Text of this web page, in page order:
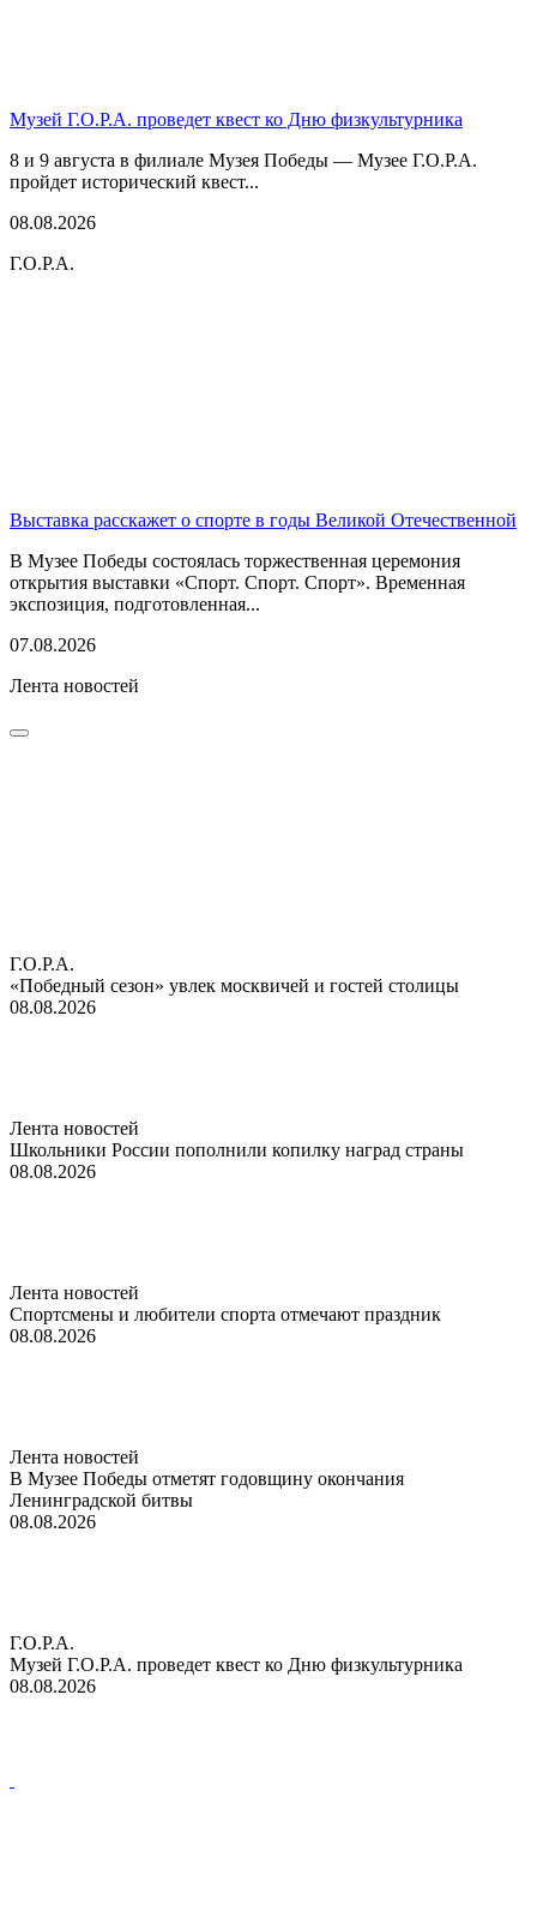
Музей Г.О.Р.А. проведет квест ко Дню физкультурника
8 и 9 августа в филиале Музея Победы — Музее Г.О.Р.А.
пройдет исторический квест...
08.08.2026
Г.О.Р.А.
Выставка расскажет о спорте в годы Великой Отечественной
В Музее Победы состоялась торжественная церемония
открытия выставки «Спорт. Спорт. Спорт». Временная
экспозиция, подготовленная...
07.08.2026
Лента новостей
Г.О.Р.А.
«Победный сезон» увлек москвичей и гостей столицы
08.08.2026
Лента новостей
Школьники России пополнили копилку наград страны
08.08.2026
Лента новостей
Спортсмены и любители спорта отмечают праздник
08.08.2026
Лента новостей
В Музее Победы отметят годовщину окончания
Ленинградской битвы
08.08.2026
Г.О.Р.А.
Музей Г.О.Р.А. проведет квест ко Дню физкультурника
08.08.2026